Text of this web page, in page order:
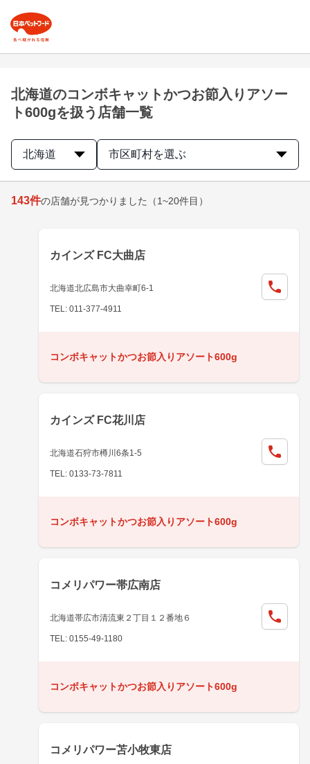
北海道のコンボキャットかつお節入りアソー
ト600gを扱う店舗一覧
北海道 市区町村を選ぶ
143件の店舗が見つかりました （1~20件目）
カインズ FC大曲店
北海道北広島市大曲幸町6-1
TEL: 011-377-4911
コンボキャットかつお節入りアソート600g
カインズ FC花川店
北海道石狩市樽川6条1-5
TEL: 0133-73-7811
コンボキャットかつお節入りアソート600g
コメリパワー帯広南店
北海道帯広市清流東２丁目１２番地６
TEL: 0155-49-1180
コンボキャットかつお節入りアソート600g
コメリパワー苫小牧東店